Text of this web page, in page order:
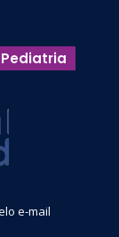
e-mail